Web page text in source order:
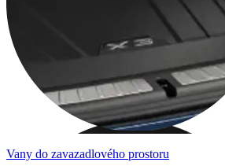
Vany do zavazadlového prostoru